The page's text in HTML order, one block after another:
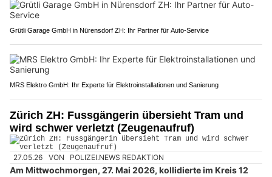
Grütli Garage GmbH in Nürensdorf ZH: Ihr Partner für Auto-Service
MRS Elektro GmbH: Ihr Experte für Elektroinstallationen und Sanierung
Zürich ZH: Fussgängerin übersieht Tram und
wird schwer verletzt (Zeugenaufruf)
27.05.26 VON POLIZEI.NEWS REDAKTION
Am Mittwochmorgen, 27. Mai 2026, kollidierte im Kreis 12